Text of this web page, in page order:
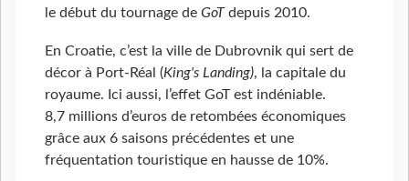
le début du tournage de GoTdepuis 2010.
En Croatie, c’est la ville de Dubrovnik qui sert de
décor à Port-Réal (King's Landing), la capitale du
royaume. Ici aussi, l’effet GoT est indéniable.
8,7 millions d’euros de retombées économiques
grâce aux 6 saisons précédentes et une
fréquentation touristique en hausse de 10%.